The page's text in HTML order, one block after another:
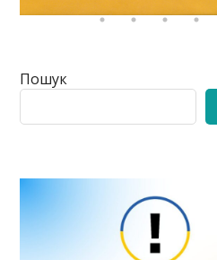
Пошук